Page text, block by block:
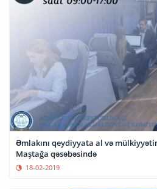
Əmlakını qeydiyyata al və
Maştağa qəsəbəsində
18-02-2019